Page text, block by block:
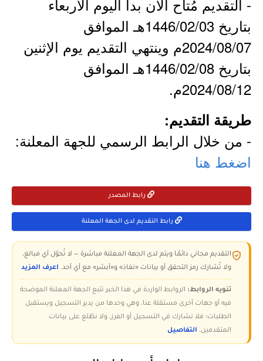
- التقديم مُتاح الآن بدأ اليوم الأربعاء
بتاريخ 1446/02/03هـ الموافق
2024/08/07م وينتهي التقديم يوم الإثنين
بتاريخ 1446/02/08هـ الموافق
2024/08/12م.
طريقة التقديم:
- من خلال الرابط الرسمي للجهة المعلنة:
اضغط هنا
رابط المصدر
رابط التقديم لدى الجهة المعلنة
التقديم مجاني دائمًا ويتم لدى الجهة المعلنة مباشرة — لا تُحوّل أي مبالغ،
ولا تُشارك رمز التحقق أو بيانات «نفاذ» و«أبشر» مع أي أحد. اعرف المزيد
تنويه الروابط: الروابط الواردة في هذا الخبر تتبع الجهة المعلنة الموضحة
فيه أو جهات أخرى مستقلة عنا، وهي وحدها من يدير التسجيل ويستقبل
الطلبات؛ فلا نشارك في التسجيل أو الفرز، ولا نطّلع على بيانات
المتقدمين. التفاصيل